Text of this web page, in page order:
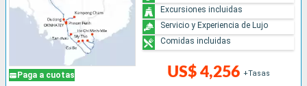
Paga a cuotas US$ 4,256 +Tasas
Excursiones incluidas
Servicio y Experiencia de Lujo
Comidas incluidas